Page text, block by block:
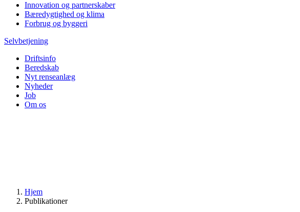
Innovation og partnerskaber
Bæredygtighed og klima
Forbrug og byggeri
Selvbetjening
Driftsinfo
Beredskab
Nyt renseanlæg
Nyheder
Job
Om os
Hjem
Publikationer